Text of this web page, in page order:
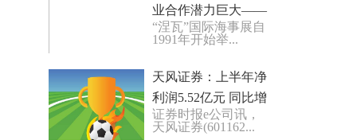
业合作潜力巨大——
访俄罗斯企业家乌里
“涅瓦”国际海事展自
1991年开始举...
天风证券：上半年净
利润5.52亿元 同比增
长967.87%
证券时报e公司讯，
天风证券(601162...